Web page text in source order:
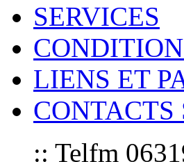
SERVICES
LIENS ET
CONTACTS
:: Telfm